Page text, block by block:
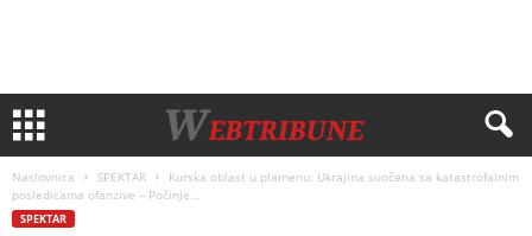
Naslovnica SPEKTAR
Kurska oblast u plamenu: Ukrajina suočena sa katastrofalnim
posledicama ofanzive – Počinje...
SPEKTAR